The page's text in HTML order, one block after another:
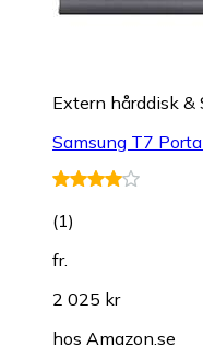
Extern hårddisk &
Samsung T7
(1)
fr.
2 025 kr
hos Amazon.se